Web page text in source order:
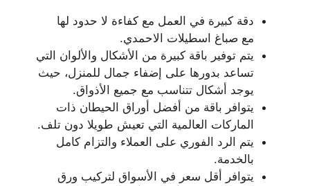
دقة كبيرة في العمل مع كفاءة لا حدود لها
مع صباغ اسطيلات الاحمدي.
يتم توفير باقة كبيرة من الأشكال والألوان التي
تساعد بدورها على إضفاء جمال للمنزل، حيث
يوجد أشكال تتناسب مع جميع الأذواق.
يتوافر باقة من أفضل أوراق الحيطان ذات
الماركات العالمية التي تعيش طويلا دون تلف.
يتم الرد الفوري على العملاء والتزام كامل
بالخدمة.
يتوافر أقل سعر في الأسواق لتركيب ورق